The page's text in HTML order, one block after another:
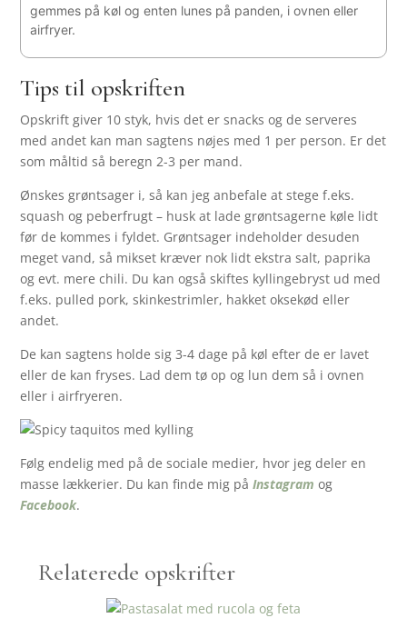
gemmes på køl og enten lunes på panden, i ovnen eller
airfryer.
Tips til opskriften
Opskrift giver 10 styk, hvis det er snacks og de serveres
med andet kan man sagtens nøjes med 1 per person. Er det
som måltid så beregn 2-3 per mand.
Ønskes grøntsager i, så kan jeg anbefale at stege f.eks.
squash og peberfrugt – husk at lade grøntsagerne køle lidt
før de kommes i fyldet. Grøntsager indeholder desuden
meget vand, så mikset kræver nok lidt ekstra salt, paprika
og evt. mere chili. Du kan også skiftes kyllingebryst ud med
f.eks. pulled pork, skinkestrimler, hakket oksekød eller
andet.
De kan sagtens holde sig 3-4 dage på køl efter de er lavet
eller de kan fryses. Lad dem tø op og lun dem så i ovnen
eller i airfryeren.
Følg endelig med på de sociale medier, hvor jeg deler en
masse lækkerier. Du kan finde mig påInstagram og
Facebook.
Relaterede opskrifter